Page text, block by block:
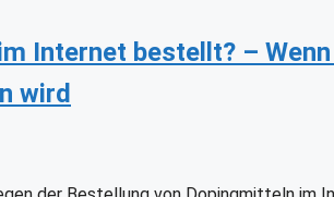
Internet bestellt? –
wird